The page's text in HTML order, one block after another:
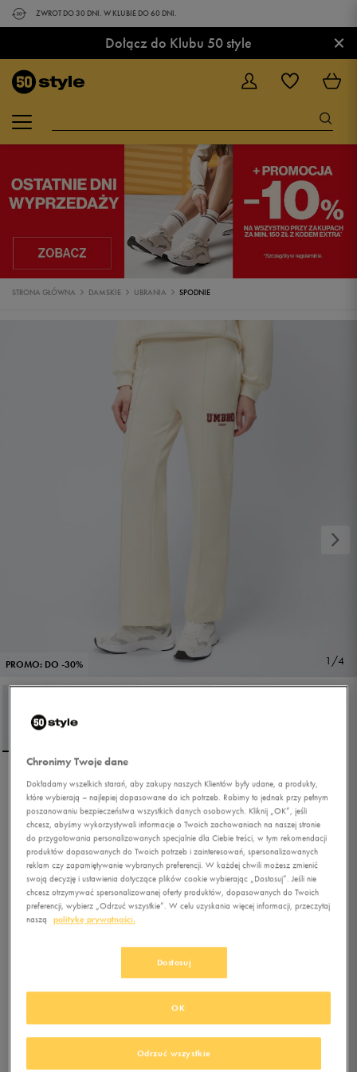
ZWROT DO 30 DNI. W KLUBIE DO 60 DNI.
Dołącz do Klubu 50 style ×
STRONA GŁÓWNA DAMSKIE UBRANIA SPODNIE
PROMO: DO -30% 1/4
UMBRO SPODNIE
COLLAGE
5.0(1)
zł -30% (cena bezpośrednio przed promocją)
59,49zł -18%(najniższa cena z 30 dni przed obniżką)
48,99zł z Vat
+ 350 PKT WKLUBIE 50 STYLE
Chronimy Twoje dane
Dokładamy wszelkich starań, aby zakupy naszych Klientów były udane, a produkty,
które wybierają – najlepiej dopasowane do ich potrzeb. Robimy to jednak przy pełnym
poszanowaniu bezpieczeństwa wszystkich danych osobowych. Kliknij „OK”, jeśli
chcesz, abyśmy wykorzystywali informacje o Twoich zachowaniach na naszej stronie
do przygotowania personalizowanych specjalnie dla Ciebie treści, w tym rekomendacji
produktów dopasowanych do Twoich potrzeb i zainteresowań, spersonalizowanych
reklam czy zapamiętywanie wybranych preferencji. W każdej chwili możesz zmienić
swoją decyzję i ustawienia dotyczące plików cookie wybierając „Dostosuj”. Jeśli nie
chcesz otrzymywać spersonalizowanej oferty produktów, dopasowanych do Twoich
preferencji, wybierz „Odrzuć wszystkie”. W celu uzyskania więcej informacji, przeczytaj
naszą
politykę prywatności.
Dostosuj
Odrzuć wszystkie
OK